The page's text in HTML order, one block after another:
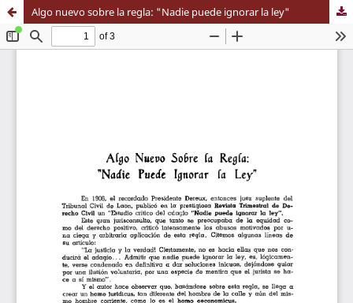
Algo nuevo sobre la regla: "Nadie puede ignorar la ley"